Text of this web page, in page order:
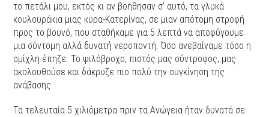
το πετάλι μου, εκτός κι αν βοήθησαν σ’ αυτό, τα γλυκά
κουλουράκια μιας κυρα-Κατερίνας, σε μιαν απότομη στροφή
προς το βουνό, που σταθήκαμε για 5 λεπτά να αποφύγουμε
μια σύντομη αλλά δυνατή νεροποντή. Όσο ανεβαίναμε τόσο η
ομίχλη έπηζε. Το ψιλόβροχο, πιστός μας σύντροφος, μας
ακολουθούσε και δάκρυζε πιο πολύ την συγκίνηση της
ανάβασης.
Τα τελευταία 5 χιλιόμετρα πριν τα Ανώγεια ήταν δυνατά σε